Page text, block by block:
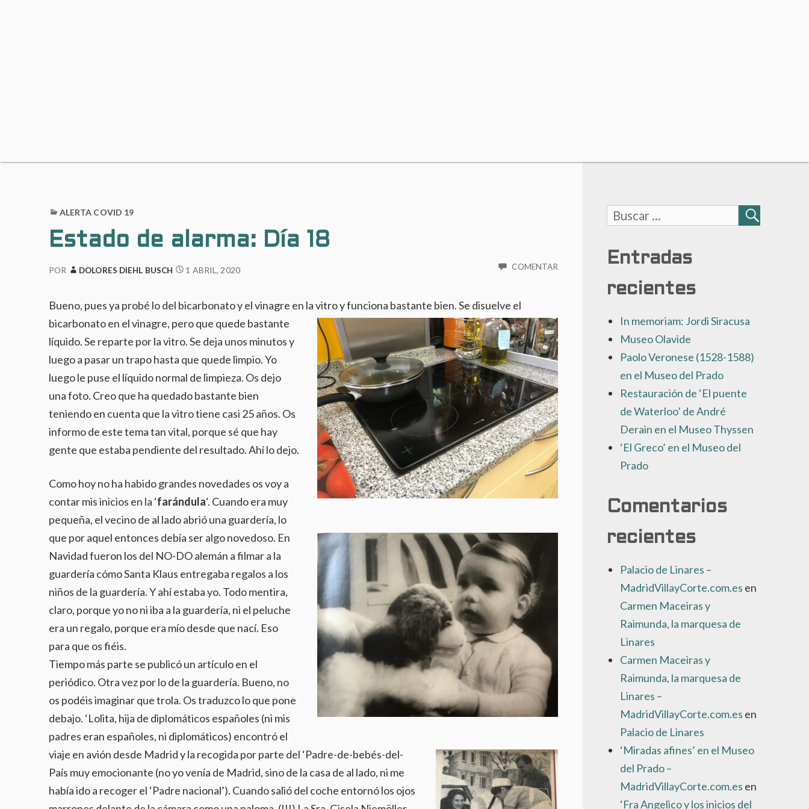
ALERTA COVID 19
Estado de alarma: Día 18
POR DOLORES DIEHL BUSCH 1 ABRIL, 2020 COMENTAR
Bueno, pues ya probé lo del bicarbonato y el vinagre en la vitro y funciona bastante bien.Se disuelve el
bicarbonato en el vinagre, pero que quede bastante
líquido. Se reparte por la vitro. Se deja unos minutos y
luego a pasar un trapo hasta que quede limpio. Yo
luego le puse el líquido normal de limpieza. Os dejo
una foto. Creo que ha quedado bastante bien
teniendo en cuenta que la vitro tiene casi 25 años. Os
informo de este tema tan vital, porque sé que hay
gente que estaba pendiente del resultado. Ahí lo dejo.
Como hoy no ha habido grandes novedades os voy a
contar mis inicios en la ‘farándula‘. Cuando era muy
pequeña, el vecino de al lado abrió una guardería, lo
que por aquel entonces debía ser algo novedoso. En
Navidad fueron los del NO-DO alemán a filmar a la
guardería cómo Santa Klaus entregaba regalos a los
niños de la guardería. Y ahí estaba yo. Todo mentira,
claro, porque yo no ni iba a la guardería, ni el peluche
era un regalo, porque era mío desde que nací. Eso
para que os fiéis.
Tiempo más parte se publicó un artículo en el
periódico. Otra vez por lo de la guardería. Bueno, no
os podéis imaginar que trola. Os traduzco lo que pone
debajo. ‘Lolita, hija de diplomáticos españoles (ni mis
padres eran españoles, ni diplomáticos) encontró el
viaje en avión desde Madrid y la recogida por parte del ‘Padre-de-bebés-del-
País muy emocionante (no yo venía de Madrid, sino de la casa de al lado, ni me
había ido a recoger el ‘Padre nacional’). Cuando salió del coche entornó los ojos
Buscar:
BUSCAR
Entradas
recientes
In memoriam: Jordi Siracusa
Museo Olavide
Paolo Veronese (1528-1588)
en el Museo del Prado
Restauración de ‘El puente
de Waterloo’ de André
Derain en el Museo Thyssen
‘El Greco’ en el Museo del
Prado
Comentarios
recientes
Palacio de Linares –
MadridVillayCorte.com.es en
Carmen Maceiras y
Raimunda, la marquesa de
Linares
Carmen Maceiras y
Raimunda, la marquesa de
Linares –
MadridVillayCorte.com.es en
Palacio de Linares
‘Miradas afines’ en el Museo
del Prado –
MadridVillayCorte.com.es en
‘Fra Angelico y los inicios del